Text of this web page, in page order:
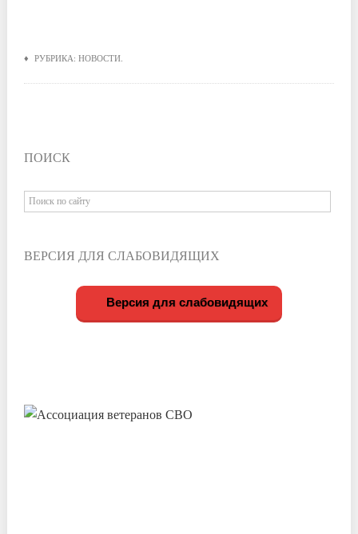
♦ РУБРИКА:НОВОСТИ.
ПОИСК
ВЕРСИЯ ДЛЯ СЛАБОВИДЯЩИХ
Версия для слабовидящих